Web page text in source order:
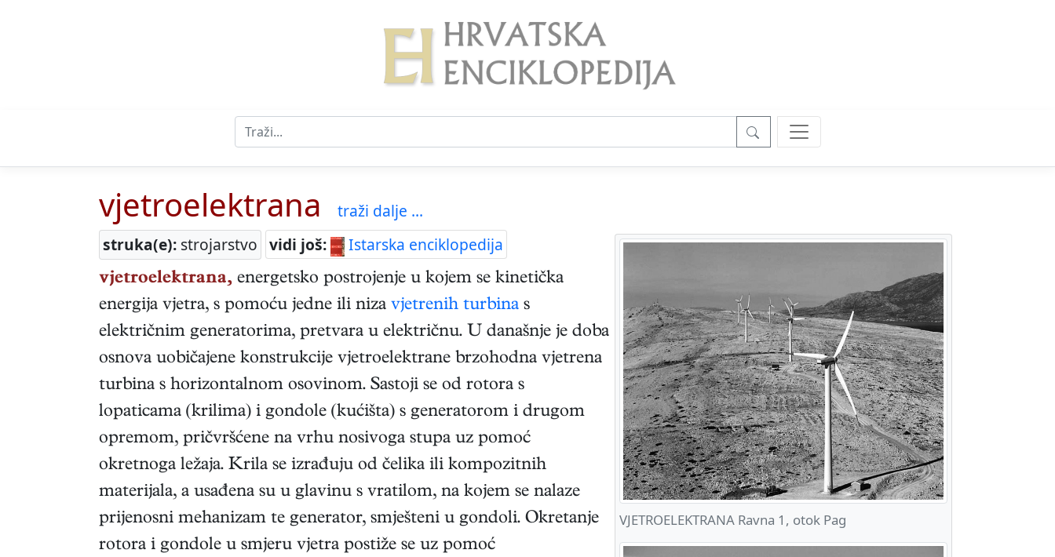
vjetroelektrana
traži dalje ...
struka(e): strojarstvo vidi još: Istarska enciklopedija
VJETROELEKTRANA Ravna 1, otok Pag
vjetroelektrana, energetsko postrojenje u kojem se kinetička
energija vjetra, s pomoću jedne ili niza vjetrenih turbina s
električnim generatorima, pretvara u električnu. U današnje je doba
osnova uobičajene konstrukcije vjetroelektrane brzohodna vjetrena
turbina s horizontalnom osovinom. Sastoji se od rotora s
lopaticama (krilima) i gondole (kućišta) s generatorom i drugom
opremom, pričvršćene na vrhu nosivoga stupa uz pomoć
okretnoga ležaja. Krila se izrađuju od čelika ili kompozitnih
materijala, a usađena su u glavinu s vratilom, na kojem se nalaze
prijenosni mehanizam te generator, smješteni u gondoli. Okretanje
rotora i gondole u smjeru vjetra postiže se uz pomoć